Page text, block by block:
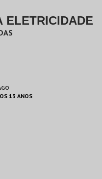
ELETRICIDADE
13 ANOS